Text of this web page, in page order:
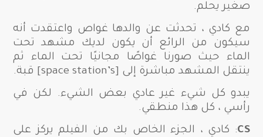
صغير يحلم.
مع كادي ، تحدثت عن والدها غواص واعتقدت أنه
سيكون من الرائع أن يكون لديك مشهد تحت
الماء حيث صورنا غواصًا مجانيًا تحت الماء ثم
ينتقل المشهد مباشرة إلى [space station’s] قبة.
يبدو كل شيء غير عادي بعض الشيء. لكن في
رأسي ، كل هذا منطقي.
CS: كادي ، الجزء الخاص بك من الفيلم يركز على